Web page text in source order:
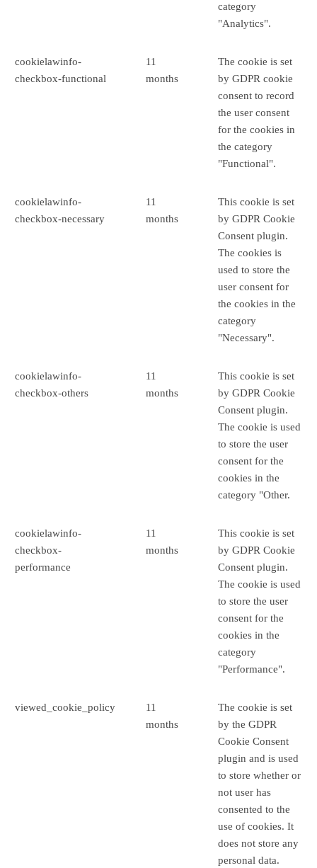
category
"Analytics".
cookielawinfo-
checkbox-functional
11
months
The cookie is set
by GDPR cookie
consent to record
the user consent
for the cookies in
the category
"Functional".
cookielawinfo-
checkbox-necessary
11
months
This cookie is set
by GDPR Cookie
Consent plugin.
The cookies is
used to store the
user consent for
the cookies in the
category
"Necessary".
cookielawinfo-
checkbox-others
11
months
This cookie is set
by GDPR Cookie
Consent plugin.
The cookie is used
to store the user
consent for the
cookies in the
category "Other.
cookielawinfo-
checkbox-
performance
11
months
This cookie is set
by GDPR Cookie
Consent plugin.
The cookie is used
to store the user
consent for the
cookies in the
category
"Performance".
viewed_cookie_policy
11
months
The cookie is set
by the GDPR
Cookie Consent
plugin and is used
to store whether or
not user has
consented to the
use of cookies. It
does not store any
personal data.